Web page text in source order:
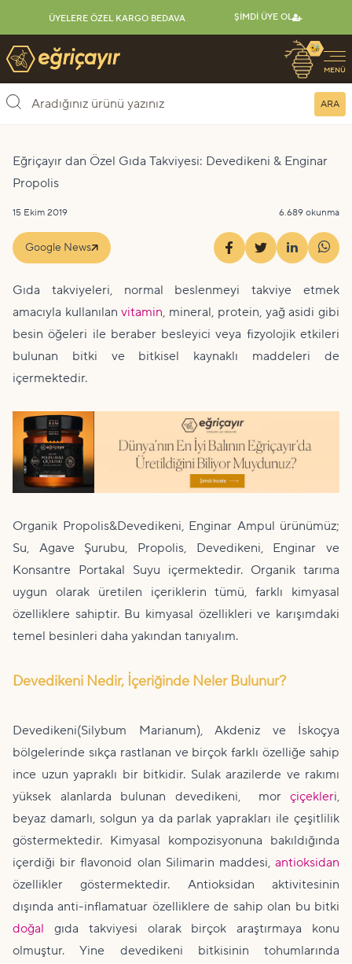
ÜYELERE ÖZEL KARGO BEDAVA ŞIMDI ÜYE OL
Eğriçayır Organik Arı Ürünleri 🐝
MENÜ
ARA
Eğriçayır dan Özel Gıda Takviyesi: Devedikeni & Enginar
Propolis
15 Ekim 2019 6.689 okunma
Google News
Gıda takviyeleri, normal beslenmeyi takviye etmek
amacıyla kullanılanvitamin, mineral, protein, yağ asidi gibi
besin öğeleri ile beraber besleyici veya fizyolojik etkileri
bulunan bitki ve bitkisel kaynaklı maddeleri de
içermektedir.
Organik Propolis&Devedikeni, Enginar Ampul ürünümüz;
Su, Agave Şurubu, Propolis, Devedikeni, Enginar ve
Konsantre Portakal Suyu içermektedir. Organik tarıma
uygun olarak üretilen içeriklerin tümü, farklı kimyasal
özelliklere sahiptir. Bu kimyasal özellikleri ve karışımdaki
temel besinleri daha yakından tanıyalım.
Devedikeni Nedir, İçeriğinde Neler Bulunur?
Devedikeni(Silybum Marianum), Akdeniz ve İskoçya
bölgelerinde sıkça rastlanan ve birçok farklı özelliğe sahip
ince uzun yapraklı bir bitkidir. Sulak arazilerde ve rakımı
yüksek alanlarda bulunan devedikeni, mor çiçekleri,
beyaz damarlı, solgun ya da parlak yaprakları ile çeşitlilik
göstermektedir. Kimyasal kompozisyonuna bakıldığında
içerdiği bir flavonoid olan Silimarin maddesi, antioksidan
özellikler göstermektedir. Antioksidan aktivitesinin
dışında anti-inflamatuar özelliklere de sahip olan bu bitki
doğal gıda takviyesi olarak birçok araştırmaya konu
olmuştur. Yine devedikeni bitkisinin tohumlarında